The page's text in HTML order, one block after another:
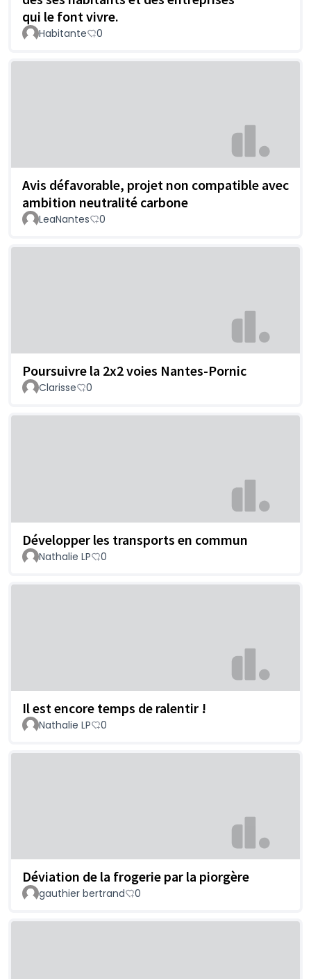
qui le font vivre.
Habitante 0
Avis défavorable, projet non compatible avec
ambition neutralité carbone
LeaNantes 0
Poursuivre la 2x2 voies Nantes-Pornic
Clarisse 0
Développer les transports en commun
Nathalie LP 0
Il est encore temps de ralentir !
Nathalie LP 0
Déviation de la frogerie par la piorgère
gauthier bertrand 0